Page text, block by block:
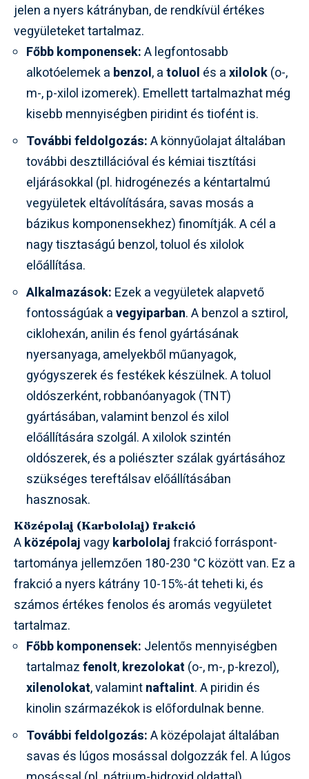
jelen a nyers kátrányban, de rendkívül értékes
vegyületeket tartalmaz.
Főbb komponensek:A legfontosabb
alkotóelemek a benzol, atoluol és axilolok(o-,
m-, p-xilol izomerek). Emellett tartalmazhat még
kisebb mennyiségben piridint és tiofént is.
További feldolgozás:A könnyűolajat általában
további desztillációval és kémiai tisztítási
eljárásokkal (pl. hidrogénezés a kéntartalmú
vegyületek eltávolítására, savas mosás a
bázikus komponensekhez) finomítják. A cél a
nagy tisztaságú benzol, toluol és xilolok
előállítása.
Alkalmazások: Ezek a vegyületek alapvető
fontosságúak avegyiparban. A benzol a sztirol,
ciklohexán, anilin és fenol gyártásának
nyersanyaga, amelyekből műanyagok,
gyógyszerek és festékek készülnek. A toluol
oldószerként, robbanóanyagok (TNT)
gyártásában, valamint benzol és xilol
előállítására szolgál. A xilolok szintén
oldószerek, és a poliészter szálak gyártásához
szükséges tereftálsav előállításában
hasznosak.
Középolaj (Karbololaj) frakció
Aközépolajvagykarbololajfrakció forráspont-
tartománya jellemzően 180-230 °C között van. Ez a
frakció a nyers kátrány 10-15%-át teheti ki, és
számos értékes fenolos és aromás vegyületet
tartalmaz.
Főbb komponensek: Jelentős mennyiségben
tartalmazfenolt,krezolokat (o-, m-, p-krezol),
xilenolokat, valamintnaftalint. A piridin és
kinolin származékok is előfordulnak benne.
További feldolgozás:A középolajat általában
savas és lúgos mosással dolgozzák fel. A lúgos